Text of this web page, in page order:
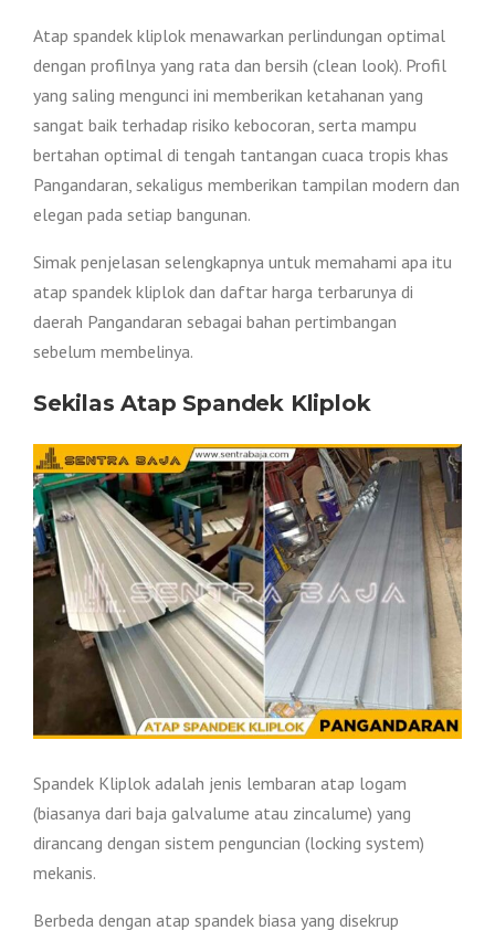
Atap spandek kliplok menawarkan perlindungan optimal
dengan profilnya yang rata dan bersih (clean look). Profil
yang saling mengunci ini memberikan ketahanan yang
sangat baik terhadap risiko kebocoran, serta mampu
bertahan optimal di tengah tantangan cuaca tropis khas
Pangandaran, sekaligus memberikan tampilan modern dan
elegan pada setiap bangunan.
Simak penjelasan selengkapnya untuk memahami apa itu
atap spandek kliplok dan daftar harga terbarunya di
daerah Pangandaran sebagai bahan pertimbangan
sebelum membelinya.
Sekilas Atap Spandek Kliplok
Spandek Kliplok adalah jenis lembaran atap logam
(biasanya dari baja galvalume atau zincalume) yang
dirancang dengan sistem penguncian (locking system)
mekanis.
Berbeda dengan atap spandek biasa yang disekrup